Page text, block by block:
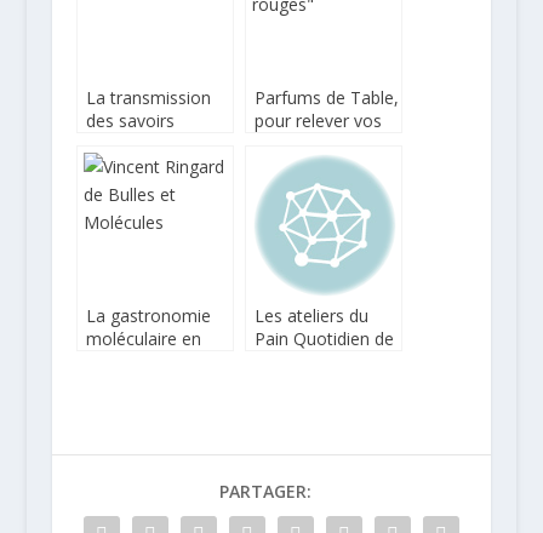
La transmission
des savoirs
Roanne
Parfums de Table,
pour relever vos
culinaires
La gastronomie
moléculaire en
Les ateliers du
Pain Quotidien de
PARTAGER: